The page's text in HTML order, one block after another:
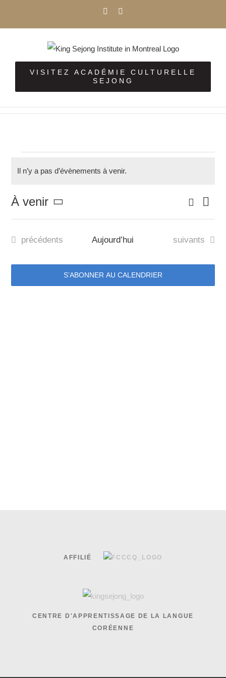
Facebook
VISITEZ ACADÉMIE CULTURELLE
SEJONG
Évènements
Notice
Il n’y a pas d’évènements à venir.
et
Liste
À venir
Sélectionnez
date.
Évènements
précédents Aujourd’hui Évènements
suivants
S’ABONNER AU CALENDRIER
AFFILIÉ
CENTRE D'APPRENTISSAGE DE LA LANGUE
CORÉENNE